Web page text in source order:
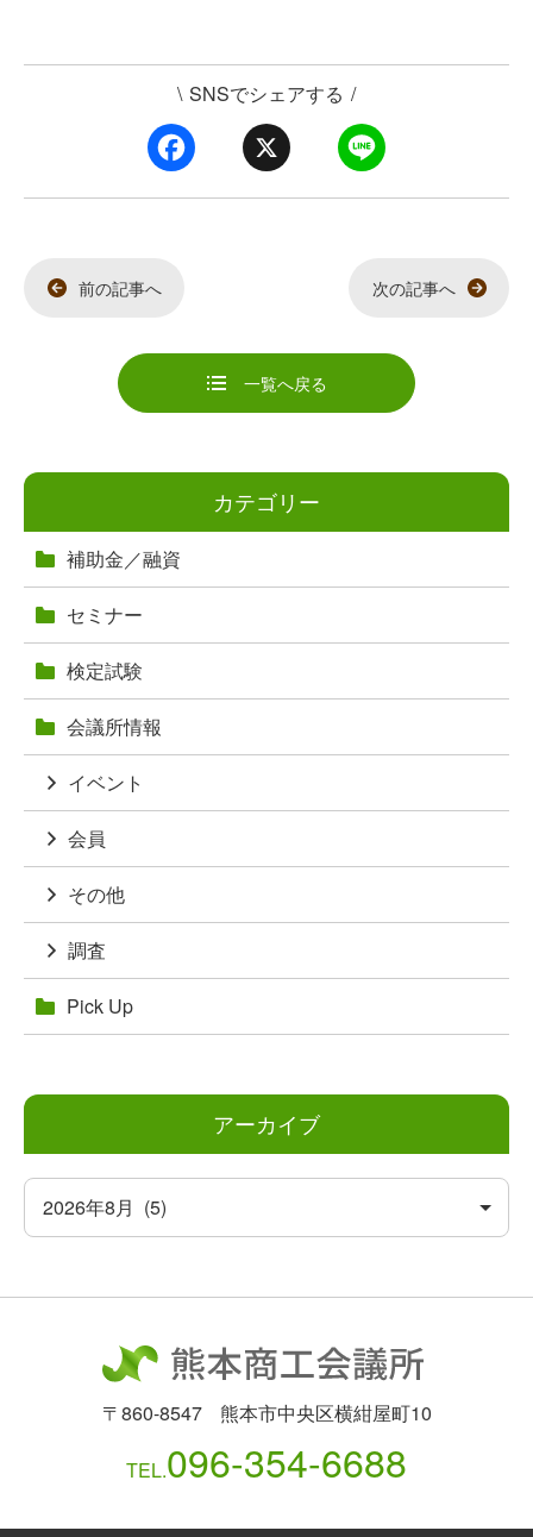
\ SNSでシェアする /
前の記事へ 次の記事へ
一覧へ戻る
カテゴリー
補助金／融資
セミナー
検定試験
会議所情報
イベント
会員
その他
調査
Pick Up
アーカイブ
〒860-8547 熊本市中央区横紺屋町10
TEL.096-354-6688